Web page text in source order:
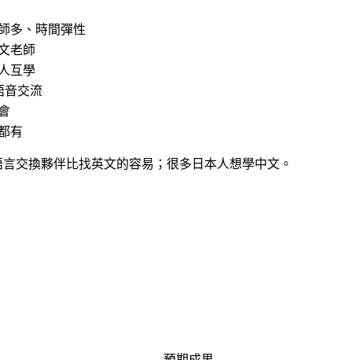
多、時間彈性
老師
互學
音交流
有
交換夥伴比找英文的容易；很多日本人想學中文。